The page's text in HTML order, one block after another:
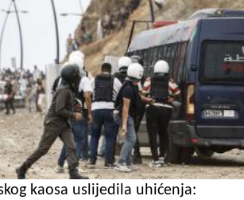
kaosa uslijedila uhićenja: